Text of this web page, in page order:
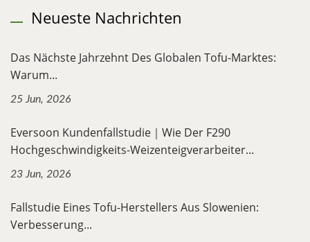
Neueste Nachrichten
Das Nächste Jahrzehnt Des Globalen Tofu-Marktes:
Warum...
25 Jun, 2026
Eversoon Kundenfallstudie｜Wie Der F290
Hochgeschwindigkeits-Weizenteigverarbeiter...
23 Jun, 2026
Fallstudie Eines Tofu-Herstellers Aus Slowenien:
Verbesserung...